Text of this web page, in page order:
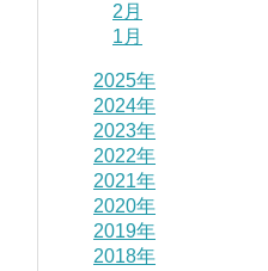
2月
1月
2025年
2024年
2023年
2022年
2021年
2020年
2019年
2018年